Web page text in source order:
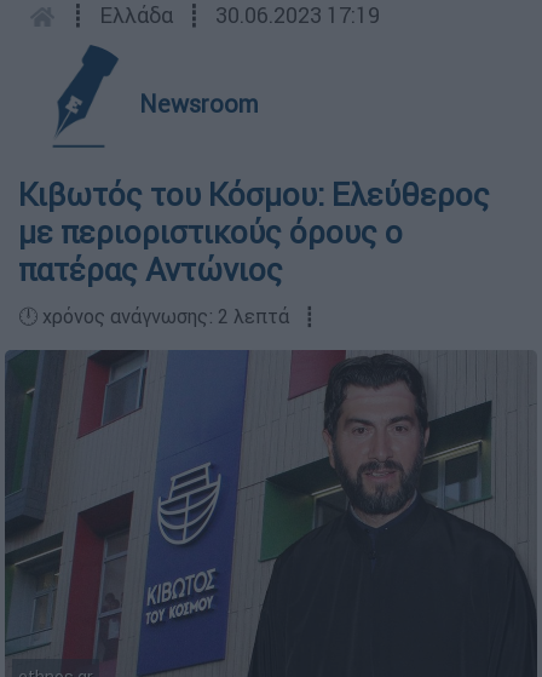
┋ Ελλάδα ┋ 30.06.2023 17:19
Newsroom
Κιβωτός του Κόσμου: Ελεύθερος
με περιοριστικούς όρους ο
πατέρας Αντώνιος
🕛 χρόνος ανάγνωσης: 2 λεπτά ┋